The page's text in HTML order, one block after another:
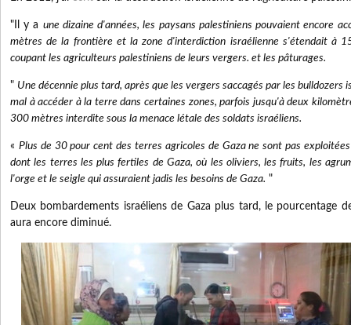
"Il y a une dizaine d'années, les paysans palestiniens pouvaient encore
mètres de la frontière et la zone d'interdiction israélienne s'étendait à
coupant les agriculteurs palestiniens de leurs vergers. et les pâturages.
" Une décennie plus tard, après que les vergers saccagés par les bulldozers
mal à accéder à la terre dans certaines zones, parfois jusqu'à deux
300 mètres interdite sous la menace létale des soldats israéliens.
« Plus de 30 pour cent des terres agricoles de Gaza ne sont pas
dont les terres les plus fertiles de Gaza, où les oliviers, les fruits, les
l'orge et le seigle qui assuraient jadis les besoins de Gaza. "
Deux bombardements israéliens de Gaza plus tard, le pourcentage
aura encore diminué.